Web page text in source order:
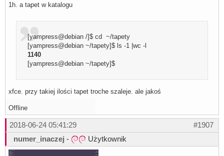
1h. a tapet w katalogu
[yampress@debian /]$ cd ~/tapety
[yampress@debian ~/tapety]$ ls -1 |wc -l
1140
[yampress@debian ~/tapety]$
xfce. przy takiej ilości tapet troche szaleje. ale jakoś
Offline
#1907
2018-06-24 05:41:29
numer_inaczej - Użytkownik